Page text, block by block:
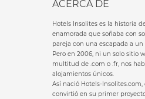
ACERCA DE
Hotels Insolites es la historia
enamorada que soñaba con
pareja con una escapada a
Pero en 2006, ni un solo sitio
multitud de .com o .fr, nos
alojamientos únicos.
Así nació Hotels-Insolites.com,
convirtió en su primer